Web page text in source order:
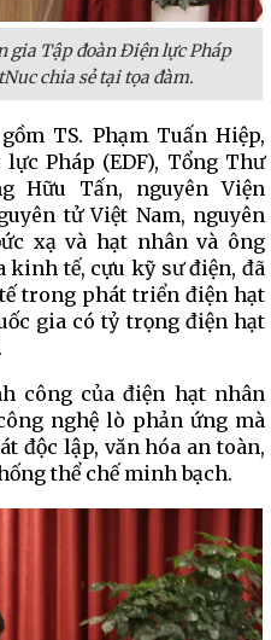
gia Tập đoàn Điện lực Pháp
chia sẻ tại tọa đàm.
TS. Phạm Tuấn Hiệp,
Pháp (EDF), Tổng Thư
Hữu Tấn, nguyên Viện
tử Việt Nam, nguyên
xạ và hạt nhân và ông
kinh tế, cựu kỹ sư điện, đã
trong phát triển điện hạt
gia có tỷ trọng điện hạt
công của điện hạt nhân
nghệ lò phản ứng mà
độc lập, văn hóa an toàn,
thể chế minh bạch.